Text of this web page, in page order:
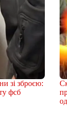
зі зброєю:
фсб